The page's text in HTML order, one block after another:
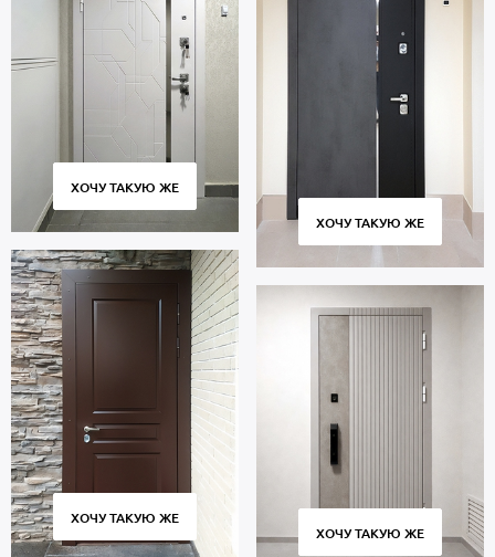
ХОЧУ ТАКУЮ ЖЕ
ХОЧУ ТАКУЮ ЖЕ
ХОЧУ ТАКУЮ ЖЕ
ХОЧУ ТАКУЮ ЖЕ